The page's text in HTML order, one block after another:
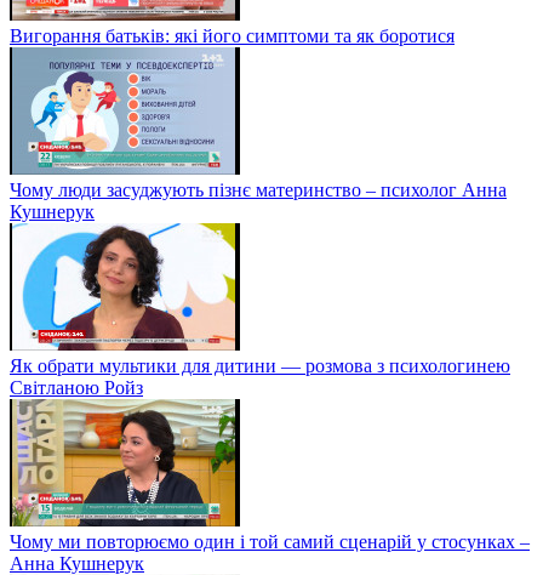
Вигорання батьків: які його симптоми та як боротися
Чому люди засуджують пізнє материнство – психолог Анна
Кушнерук
Як обрати мультики для дитини — розмова з психологинею
Світланою Ройз
Чому ми повторюємо один і той самий сценарій у стосунках –
Анна Кушнерук